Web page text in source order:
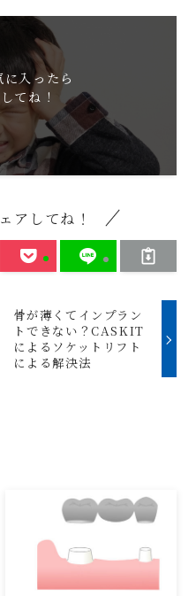
入ったら
てね！
アしてね！
骨が薄くてインプラン
トできない？CASKIT
によるソケットリフト
による解決法